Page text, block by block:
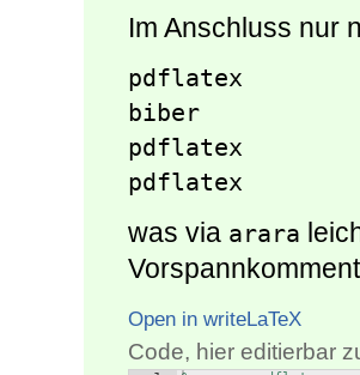
Im Anschluss nur
pdflatex
biber
pdflatex
pdflatex
was via arara
Open in writeLaTeX
Code, hier editierbar